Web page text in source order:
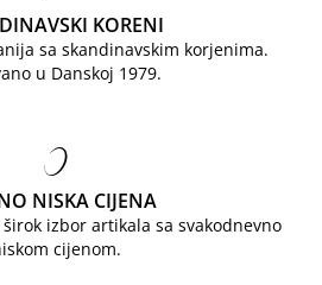
KORENI
sa skandinavskim korjenima.
u Danskoj 1979.
NISKA CIJENA
izbor artikala sa svakodnevno
cijenom.